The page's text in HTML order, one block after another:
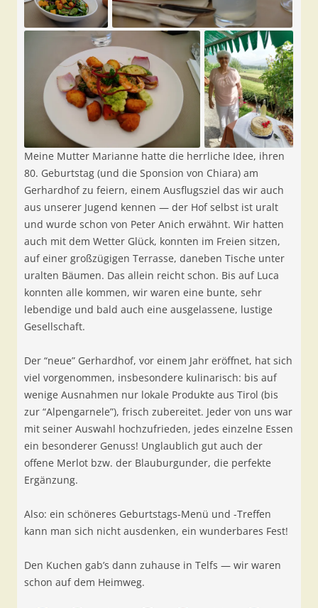
Meine Mutter Marianne hatte die herrliche Idee, ihren
80. Geburtstag (und die Sponsion von Chiara) am
Gerhardhof zu feiern, einem Ausflugsziel das wir auch
aus unserer Jugend kennen — der Hof selbst ist uralt
und wurde schon von Peter Anich erwähnt. Wir hatten
auch mit dem Wetter Glück, konnten im Freien sitzen,
auf einer großzügigen Terrasse, daneben Tische unter
uralten Bäumen. Das allein reicht schon. Bis auf Luca
konnten alle kommen, wir waren eine bunte, sehr
lebendige und bald auch eine ausgelassene, lustige
Gesellschaft.
Der “neue” Gerhardhof, vor einem Jahr eröffnet, hat sich
viel vorgenommen, insbesondere kulinarisch: bis auf
wenige Ausnahmen nur lokale Produkte aus Tirol (bis
zur “Alpengarnele”), frisch zubereitet. Jeder von uns war
mit seiner Auswahl hochzufrieden, jedes einzelne Essen
ein besonderer Genuss! Unglaublich gut auch der
offene Merlot bzw. der Blauburgunder, die perfekte
Ergänzung.
Also: ein schöneres Geburtstags-Menü und -Treffen
kann man sich nicht ausdenken, ein wunderbares Fest!
Den Kuchen gab’s dann zuhause in Telfs — wir waren
schon auf dem Heimweg.